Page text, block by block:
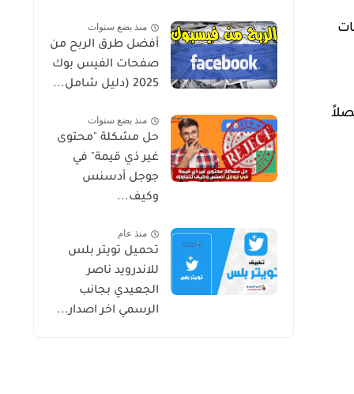
منذ بضع سنوات
أفضل طرق الربح من
صفحات الفيس بوك
2025 (دليل شامل...
منذ بضع سنوات
حل مشكلة "محتوى
غير ذي قيمة" في
جوجل أدسنس
وكيف...
منذ عام
تحميل تويتر بلس
للاندرويد ناصر
الجعيدي بجانب
الرسمي اخر اصدار...